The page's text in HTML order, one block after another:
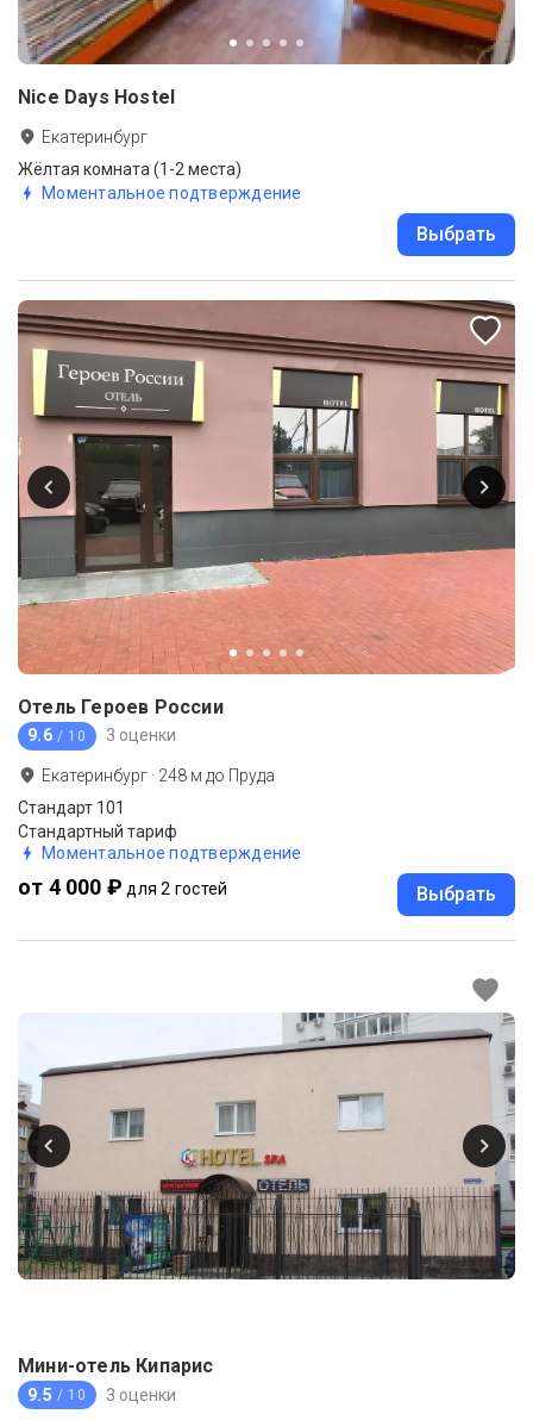
Nice Days Hostel
Екатеринбург
Жёлтая комната (1-2 места)
Моментальное подтверждение
Выбрать
Отель Героев России
9.6 / 10 3 оценки
Екатеринбург · 248 м до Пруда
Стандарт 101
Стандартный тариф
Моментальное подтверждение
от 4 000 ₽ для 2 гостей Выбрать
Мини-отель Кипарис
9.5 / 10 3 оценки